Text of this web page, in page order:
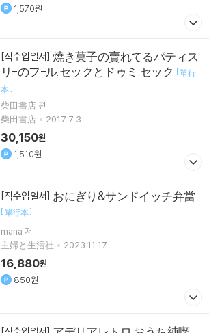
1,570원
[직수입일서] 燒き菓子の賣れてるパティス
リ-のフ-ル.セックとドゥミ.セック [單行
本]
柴田書店 편
柴田書店
2017.7.3.
30,150원
1,510원
[직수입일서] おにぎり&サンドイッチ弁當
[單行本]
mana 저
主婦と生活社
2023.11.17.
16,880원
850원